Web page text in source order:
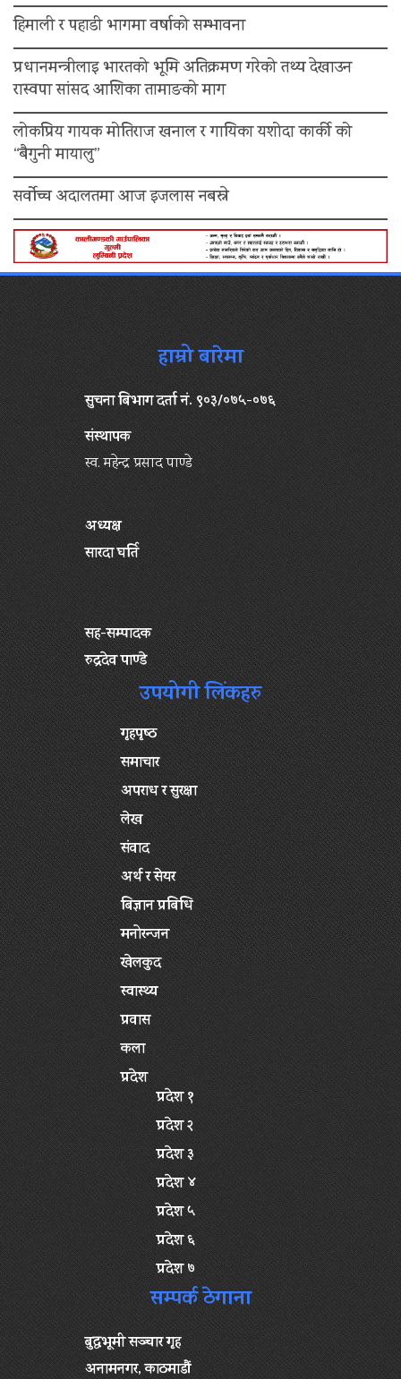
हिमाली र पहाडी भागमा वर्षाको सम्भावना
प्रधानमन्त्रीलाइ भारतको भूमि अतिक्रमण गरेको तथ्य देखाउन
रास्वपा सांसद आशिका तामाङको माग
लोकप्रिय गायक मोतिराज खनाल र गायिका यशोदा कार्की को
“बैगुनी मायालु”
सर्वोच्च अदालतमा आज इजलास नबस्ने
हाम्रो बारेमा
सुचना बिभाग दर्ता नं. ९०३/०७५-०७६
संस्थापक
स्व. महेन्द्र प्रसाद पाण्डे
अध्यक्ष
सारदा घर्ति
सह-सम्पादक
रुद्रदेव पाण्डे
उपयोगी लिंकहरु
गृहपृष्‍ठ
समाचार
अपराध र सुरक्षा
लेख
संवाद
अर्थ र सेयर
बिज्ञान प्रबिधि
मनोरन्जन
खेलकुद
स्वास्थ्य
प्रवास
कला
प्रदेश
प्रदेश १
प्रदेश २
प्रदेश ३
प्रदेश ४
प्रदेश ५
प्रदेश ६
प्रदेश ७
सम्पर्क ठेगाना
बुद्धभूमी सञ्चार गृह
अनामनगर, काठमाडौं